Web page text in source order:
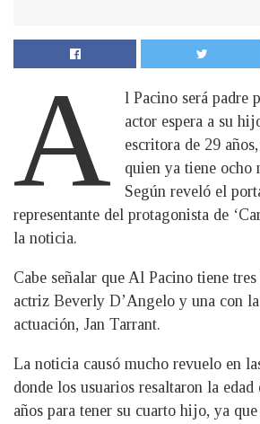
A
l Pacino será padre
actor espera a su
escritora de 29
quien ya tiene ocho
Según reveló el
representante del protagonista de
la noticia.
Cabe señalar que Al Pacino tiene
actriz Beverly D’Angelo y una con
actuación, Jan Tarrant.
La noticia causó mucho revuelo en
donde los usuarios resaltaron la edad
años para tener su cuarto hijo, ya